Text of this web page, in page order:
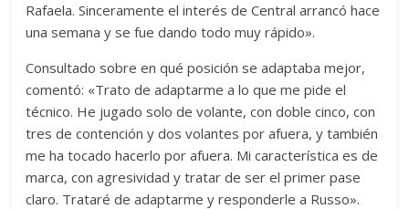
Rafaela. Sinceramente el interés de Central arrancó hace
una semana y se fue dando todo muy rápido».
Consultado sobre en qué posición se adaptaba mejor,
comentó: «Trato de adaptarme a lo que me pide el
técnico. He jugado solo de volante, con doble cinco, con
tres de contención y dos volantes por afuera, y también
me ha tocado hacerlo por afuera. Mi característica es de
marca, con agresividad y tratar de ser el primer pase
claro. Trataré de adaptarme y responderle a Russo».